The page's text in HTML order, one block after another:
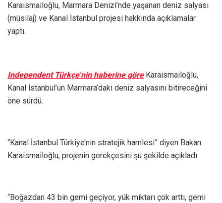
Karaismailoğlu, Marmara Denizi’nde yaşanan deniz salyası
(müsilaj) ve Kanal İstanbul projesi hakkında açıklamalar
yaptı.
Independent Türkçe’nin haberine göreKaraismailoğlu,
Kanal İstanbul’un Marmara’daki deniz salyasını bitireceğini
öne sürdü.
“Kanal İstanbul Türkiye’nin stratejik hamlesi” diyen Bakan
Karaismailoğlu, projenin gerekçesini şu şekilde açıkladı:
“Boğazdan 43 bin gemi geçiyor, yük miktarı çok arttı, gemi